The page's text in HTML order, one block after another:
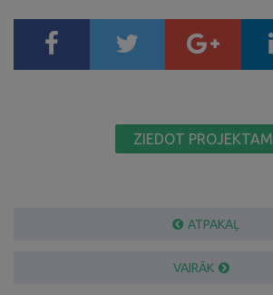
ZIEDOT PROJEKTAM
ATPAKAĻ
VAIRĀK